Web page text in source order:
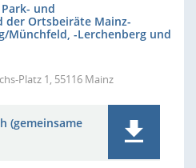
und
der Ortsbeiräte Mainz-
Münchfeld, -Lerchenberg und
Platz 1, 55116 Mainz
(gemeinsame